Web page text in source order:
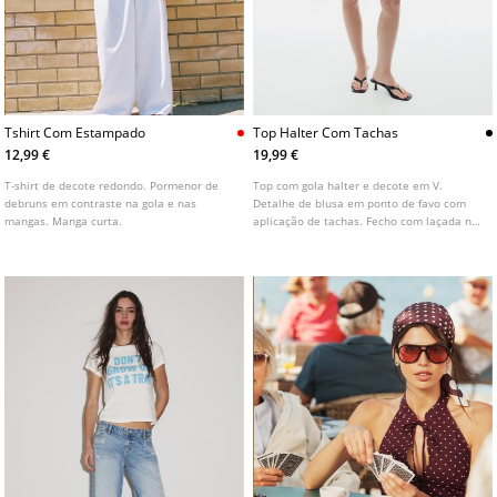
Tshirt Com Estampado
12,99 €
T-shirt de decote redondo. Pormenor de
debruns em contraste na gola e nas
mangas. Manga curta.
Top Halter Com Tachas
19,99 €
Top com gola halter e decote em V.
Detalhe de blusa em ponto de favo com
aplicação de tachas. Fecho com laçada no